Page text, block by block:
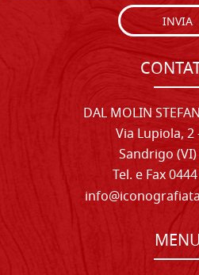
INVIA
DAL MOLIN
Via Lupiola, 2
Sandrigo (VI)
Tel. e Fax
MENU